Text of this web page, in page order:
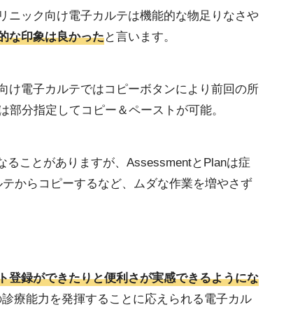
ニック向け電子カルテは機能的な物足りなさや
な印象は良かったと言います。
け電子カルテではコピーボタンにより前回の所
部分指定してコピー＆ペーストが可能。
ることがありますが、AssessmentとPlanは症
からコピーするなど、ムダな作業を増やさず
登録ができたりと便利さが実感できるようにな
診療能力を発揮することに応えられる電子カル